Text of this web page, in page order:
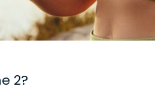
2?